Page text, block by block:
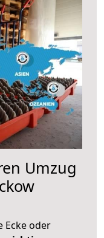
Umzug
Ecke oder